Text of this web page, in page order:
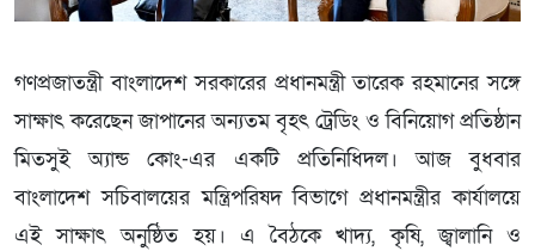
গণপ্রজাতন্ত্রী বাংলাদেশ সরকারের প্রধানমন্ত্রী তারেক রহমানের সঙ্গে
সাক্ষাৎ করেছেন জাপানের অন্যতম বৃহৎ ট্রেডিং ও বিনিয়োগ প্রতিষ্ঠান
মিতসুই অ্যান্ড কোং-এর একটি প্রতিনিধিদল। আজ বুধবার
বাংলাদেশ সচিবালয়ের মন্ত্রিপরিষদ বিভাগে প্রধানমন্ত্রীর কার্যালয়ে
এই সাক্ষাৎ অনুষ্ঠিত হয়। এ বৈঠকে খাদ্য, কৃষি, জ্বালানি ও